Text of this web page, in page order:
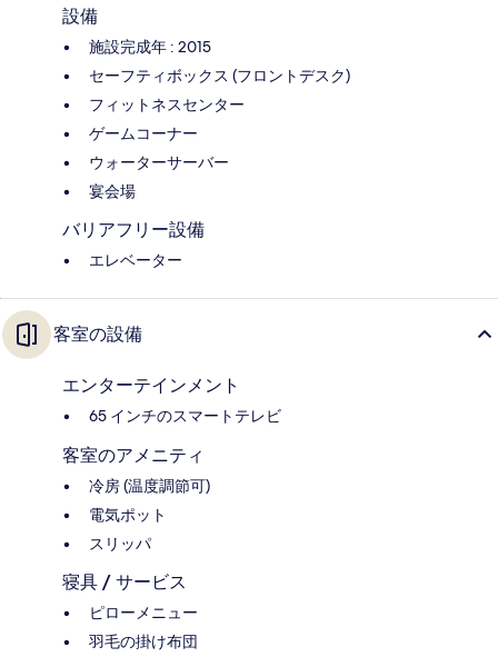
設備
施設完成年 : 2015
セーフティボックス (フロントデスク)
フィットネスセンター
ゲームコーナー
ウォーターサーバー
宴会場
バリアフリー設備
エレベーター
客室の設備
エンターテインメント
65 インチのスマートテレビ
客室のアメニティ
冷房 (温度調節可)
電気ポット
スリッパ
寝具 / サービス
ピローメニュー
羽毛の掛け布団